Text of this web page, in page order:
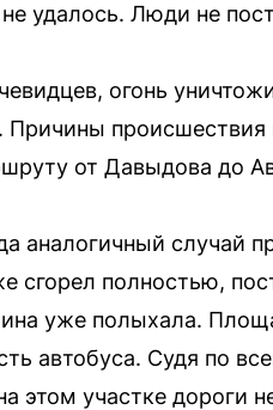
удалось. Люди не
огонь
Причины
от Давыдова до
аналогичный случай
сгорел полностью,
уже полыхала.
автобуса. Судя по
этом участке дороги